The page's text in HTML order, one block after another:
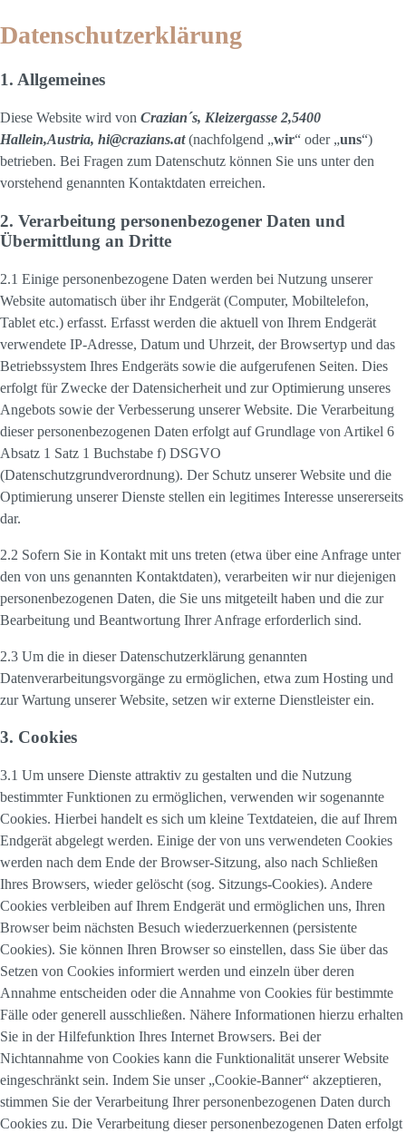
Datenschutzerklärung
1. Allgemeines
Diese Website wird von Crazian´s, Kleizergasse 2,5400
Hallein,Austria, hi@crazians.at(nachfolgend „wir“ oder „uns“)
betrieben. Bei Fragen zum Datenschutz können Sie uns unter den
vorstehend genannten Kontaktdaten erreichen.
2. Verarbeitung personenbezogener Daten und
Übermittlung an Dritte
2.1 Einige personenbezogene Daten werden bei Nutzung unserer
Website automatisch über ihr Endgerät (Computer, Mobiltelefon,
Tablet etc.) erfasst. Erfasst werden die aktuell von Ihrem Endgerät
verwendete IP-Adresse, Datum und Uhrzeit, der Browsertyp und das
Betriebssystem Ihres Endgeräts sowie die aufgerufenen Seiten. Dies
erfolgt für Zwecke der Datensicherheit und zur Optimierung unseres
Angebots sowie der Verbesserung unserer Website. Die Verarbeitung
dieser personenbezogenen Daten erfolgt auf Grundlage von Artikel 6
Absatz 1 Satz 1 Buchstabe f) DSGVO
(Datenschutzgrundverordnung). Der Schutz unserer Website und die
Optimierung unserer Dienste stellen ein legitimes Interesse unsererseits
dar.
2.2 Sofern Sie in Kontakt mit uns treten (etwa über eine Anfrage unter
den von uns genannten Kontaktdaten), verarbeiten wir nur diejenigen
personenbezogenen Daten, die Sie uns mitgeteilt haben und die zur
Bearbeitung und Beantwortung Ihrer Anfrage erforderlich sind.
2.3 Um die in dieser Datenschutzerklärung genannten
Datenverarbeitungsvorgänge zu ermöglichen, etwa zum Hosting und
zur Wartung unserer Website, setzen wir externe Dienstleister ein.
3. Cookies
3.1 Um unsere Dienste attraktiv zu gestalten und die Nutzung
bestimmter Funktionen zu ermöglichen, verwenden wir sogenannte
Cookies. Hierbei handelt es sich um kleine Textdateien, die auf Ihrem
Endgerät abgelegt werden. Einige der von uns verwendeten Cookies
werden nach dem Ende der Browser-Sitzung, also nach Schließen
Ihres Browsers, wieder gelöscht (sog. Sitzungs-Cookies). Andere
Cookies verbleiben auf Ihrem Endgerät und ermöglichen uns, Ihren
Browser beim nächsten Besuch wiederzuerkennen (persistente
Cookies). Sie können Ihren Browser so einstellen, dass Sie über das
Setzen von Cookies informiert werden und einzeln über deren
Annahme entscheiden oder die Annahme von Cookies für bestimmte
Fälle oder generell ausschließen. Nähere Informationen hierzu erhalten
Sie in der Hilfefunktion Ihres Internet Browsers. Bei der
Nichtannahme von Cookies kann die Funktionalität unserer Website
eingeschränkt sein. Indem Sie unser „Cookie-Banner“ akzeptieren,
stimmen Sie der Verarbeitung Ihrer personenbezogenen Daten durch
Cookies zu. Die Verarbeitung dieser personenbezogenen Daten erfolgt